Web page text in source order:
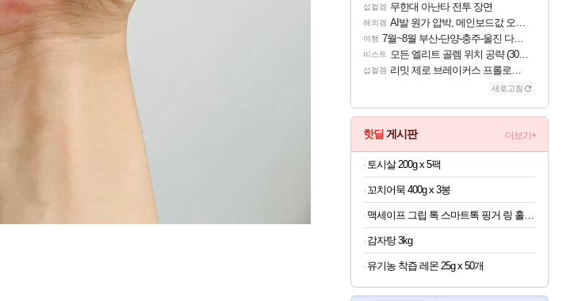
섭컬겜 무한대 아난타 전투 장면
해외겜 AI발 원가 압박, 메인보드값 오르나
여행 7월~8월 부산-단양-충주-울진 다녀왔어요~
비스트 모든 엘리트 골렘 위치 공략 (30개) - 방랑 결투가
섭컬겜 리밋 제로 브레이커스 프롤로그 테스트 후기 영상 업로드
새로고침
핫딜 게시판 더보기+
토시살 200g x 5팩
꼬치어묵 400g x 3봉
감자탕 3kg
유기농 착즙 레몬 25g x 50개